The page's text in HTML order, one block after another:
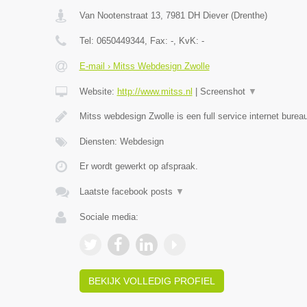
Van Nootenstraat 13, 7981 DH Diever(Drenthe)
Tel: 0650449344, Fax: -, KvK: -
E-mail › Mitss Webdesign Zwolle
Website: http://www.mitss.nl Screenshot ▼
Mitss webdesign Zwolle is een full service internet
Diensten: Webdesign
Er wordt gewerkt op afspraak.
Laatste facebook posts ▼
Sociale media:
BEKIJK VOLLEDIG PROFIEL